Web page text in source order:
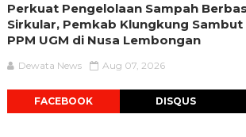
Perkuat Pengelolaan Sampah
Sirkular, Pemkab Klungkung Sambut
PPM UGM di Nusa Lembongan
Dewata News Aug 07, 2026
FACEBOOK DISQUS